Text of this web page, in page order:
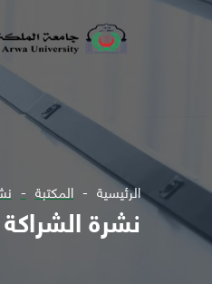
الرئيسية المكتبة
نشرة